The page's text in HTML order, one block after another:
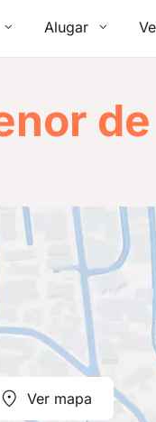
Alugar
Ver mapa